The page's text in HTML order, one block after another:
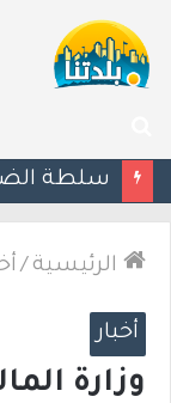
عن
الرئيسية /
أخبار
وزارة